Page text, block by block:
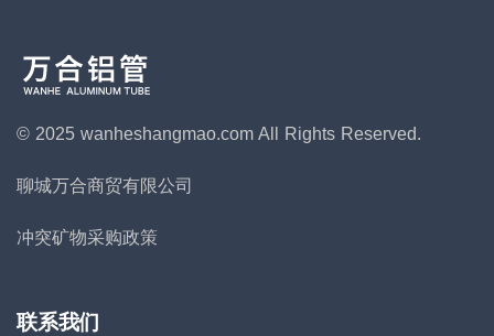
© 2025 wanheshangmao.com All Rights Reserved.
聊城万合商贸有限公司
冲突矿物采购政策
联系我们